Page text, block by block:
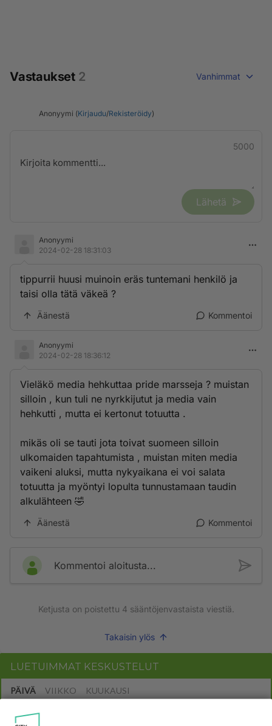
Vastaukset 2 Vanhimmat
Anonyymi (Kirjaudu/Rekisteröidy)
5000
Lähetä
Anonyymi
2024-02-28 18:31:03
tippurrii huusi muinoin eräs tuntemani henkilö ja
taisi olla tätä väkeä ?
Äänestä Kommentoi
Anonyymi
2024-02-28 18:36:12
Vieläkö media hehkuttaa pride marsseja ? muistan
silloin , kun tuli ne nyrkkijutut ja media vain
hehkutti , mutta ei kertonut totuutta .
mikäs oli se tauti jota toivat suomeen silloin
ulkomaiden tapahtumista , muistan miten media
vaikeni aluksi, mutta nykyaikana ei voi salata
totuutta ja myöntyi lopulta tunnustamaan taudin
alkulähteen 🤣
Äänestä Kommentoi
Kommentoi aloitusta...
Ketjusta on poistettu 4 sääntöjenvastaista viestiä.
Takaisin ylös
LUETUIMMAT KESKUSTELUT
PÄIVÄ VIIKKO KUUKAUSI
Anteeksi arkuuteni